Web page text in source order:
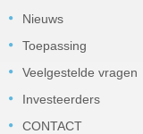
Nieuws
Toepassing
Veelgestelde vragen
Investeerders
CONTACT